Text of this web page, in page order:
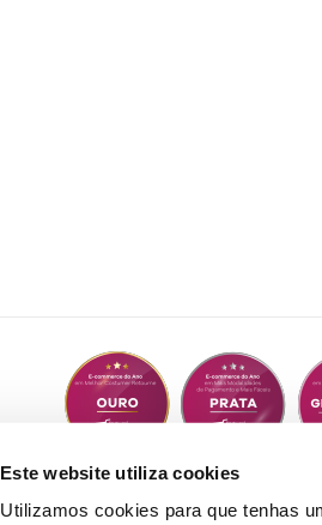
Este website utiliza cookies
Utilizamos cookies para que tenhas